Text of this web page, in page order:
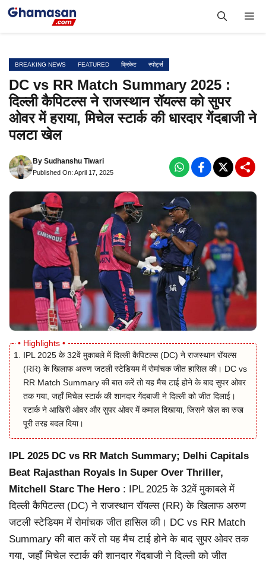
Skip
BREAKING NEWS FEATURED क्रिकेट स्पोर्ट्स
DC vs RR Match Summary 2025 :
दिल्ली कैपिटल्स ने राजस्थान रॉयल्स को सुपर
ओवर में हराया, मिचेल स्टार्क की धारदार गेंदबाजी ने
पलटा खेल
By Sudhanshu Tiwari
Published On: April 17, 2025
IPL 2025 के 32वें मुकाबले में दिल्ली कैपिटल्स (DC) ने राजस्थान रॉयल्स
(RR) के खिलाफ अरुण जटली स्टेडियम में रोमांचक जीत हासिल की। DC vs
RR Match Summary की बात करें तो यह मैच टाई होने के बाद सुपर ओवर
तक गया, जहाँ मिचेल स्टार्क की शानदार गेंदबाजी ने दिल्ली को जीत दिलाई।
स्टार्क ने आखिरी ओवर और सुपर ओवर में कमाल दिखाया, जिसने खेल का रुख
पूरी तरह बदल दिया।
IPL 2025 DC vs RR Match Summary; Delhi Capitals
Beat Rajasthan Royals In Super Over Thriller,
Mitchell Starc The Hero : IPL 2025 के 32वें मुकाबले में
दिल्ली कैपिटल्स (DC) ने राजस्थान रॉयल्स (RR) के खिलाफ अरुण
जटली स्टेडियम में रोमांचक जीत हासिल की। DC vs RR Match
Summary की बात करें तो यह मैच टाई होने के बाद सुपर ओवर तक
गया, जहाँ मिचेल स्टार्क की शानदार गेंदबाजी ने दिल्ली को जीत